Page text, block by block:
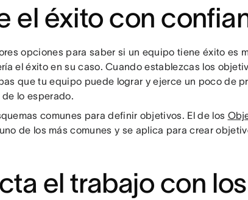
el éxito con
opciones para saber si un equipo tiene éxito es
el éxito en su caso. Cuando establezcas los
que tu equipo puede lograr y ejerce un poco de
lo esperado.
comunes para definir objetivos. El de los
de los más comunes y se aplica para crear
el trabajo con los